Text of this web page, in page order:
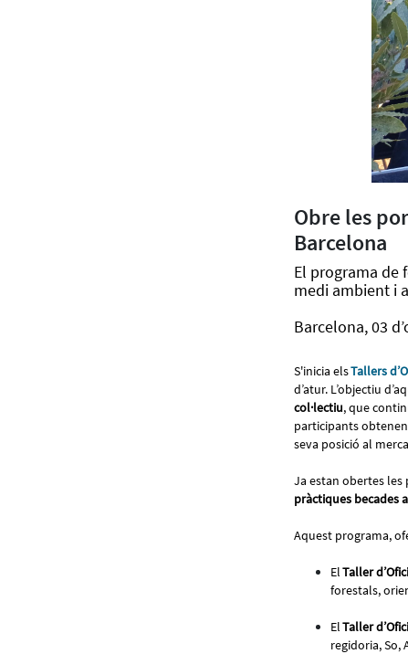
Obre les
Barcelona
El programa de
medi ambient i
Barcelona, 03
S'inicia elsTallers
d’atur. L’objectiu
col·lectiu, que
participants obtenen
seva posició al
Ja estan obertes les
pràctiques becades
Aquest programa,
ElTaller
forestals,
ElTaller
regidoria, So,